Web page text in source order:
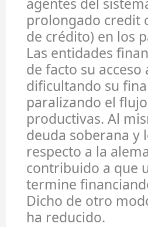
prolongado credit
de crédito) en los
Las entidades
de facto su
dificultando su
paralizando el
productivas. Al
deuda soberana y
respecto a la
contribuido a que
termine
Dicho de otro
ha reducido.